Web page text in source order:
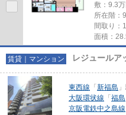
敷：9.3
所在階：
間取り：
面積：
賃貸｜マンション レジュールア
東西線 「 新福島
大阪環状線 「 福島
京阪電鉄中之島線